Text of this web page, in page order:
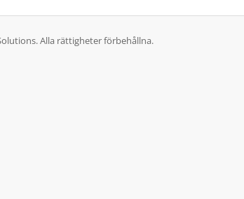
Alla rättigheter förbehållna.